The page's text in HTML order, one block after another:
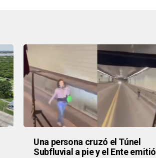
Una persona cruzó el Túnel
Subfluvial a pie y el Ente emitió